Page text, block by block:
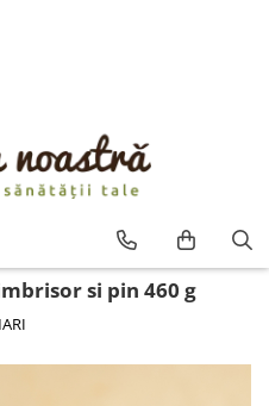
si pin 460 g